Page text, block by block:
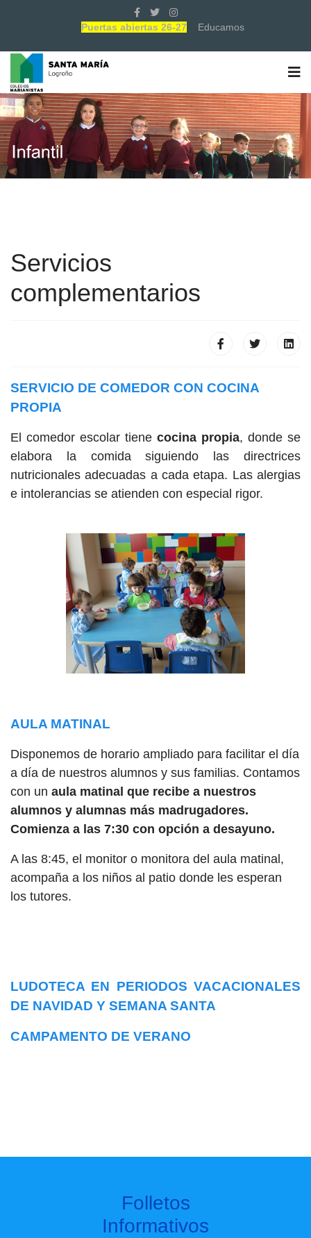
Puertas abiertas 26-27 Educamos
Servicios
complementarios
SERVICIO DE COMEDOR CON COCINA
PROPIA
El comedor escolar tiene cocina propia, donde se
elabora la comida siguiendo las directrices
nutricionales adecuadas a cada etapa. Las alergias
e intolerancias se atienden con especial rigor.
AULA MATINAL
Disponemos de horario ampliado para facilitar el día
a día de nuestros alumnos y sus familias. Contamos
con un aula matinal que recibe a nuestros
alumnos y alumnas más madrugadores.
Comienza a las 7:30 con opción a desayuno.
A las 8:45, el monitor o monitora del aula matinal,
acompaña a los niños al patio donde les esperan
los tutores.
LUDOTECA EN PERIODOS VACACIONALES
DE NAVIDAD Y SEMANA SANTA
CAMPAMENTO DE VERANO
Folletos
Informativos